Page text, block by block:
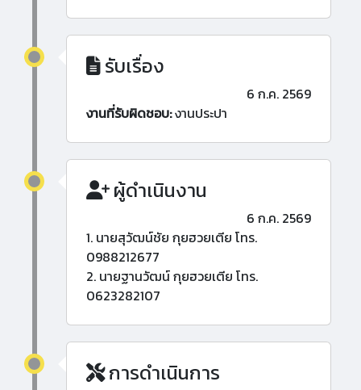
รับเรื่อง
6 ก.ค. 2569
งานที่รับผิดชอบ:งานประปา
ผู้ดำเนินงาน
6 ก.ค. 2569
1. นายสุวัฒน์ชัย กุยฮวยเตีย โทร.
0988212677
2. นายฐานวัฒน์ กุยฮวยเตีย โทร.
0623282107
การดำเนินการ